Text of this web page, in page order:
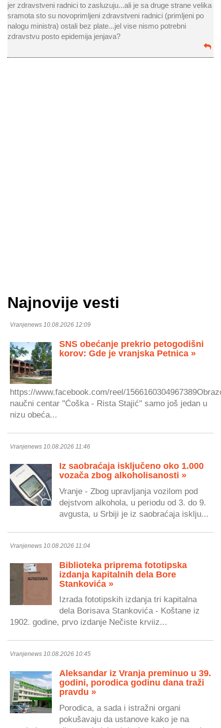
jer zdravstveni radnici to zasluzuju...ali je sa druge strane velika
sramota sto su novoprimljeni zdravstveni radnici (primljeni po
nalogu ministra) ostali bez plate...jel vise nismo potrebni
zdravstvu posto epidemija jenjava?
Najnovije vesti
Vranjenews 10.08.2026 12:09
SNS obećanje prekrio petogodišni
korov: Gde je vranjska Petnica »
https://www.facebook.com/reel/
naučni centar "Ćoška - Rista Stajić" samo još jedan u
nizu obeća...
Vranjenews 10.08.2026 11:46
Iz saobraćaja isključeno oko 1.000
vozača zbog alkoholisanosti »
Vranje - Zbog upravljanja vozilom pod
dejstvom alkohola, u periodu od 3. do 9.
avgusta, u Srbiji je iz saobraćaja isklju...
Vranjenews 10.08.2026 11:04
Biblioteka priprema fototipska
izdanja kapitalnih dela Bore
Stankovića »
Izrada fototipskih izdanja tri kapitalna
dela Borisava Stankovića - Koštane iz
1902. godine, prvo izdanje Nečiste krviiz...
Vranjenews 10.08.2026 10:45
Aleksandar iz Vranja preminuo u 39.
godini, porodica godinu dana traži
pravdu »
Porodica, a sada i istražni organi
pokušavaju da ustanove kako je na